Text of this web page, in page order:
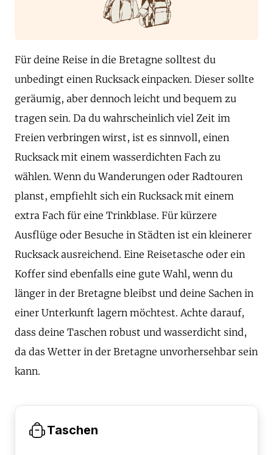
Für deine Reise in die Bretagne solltest du
unbedingt einen Rucksack einpacken. Dieser sollte
geräumig, aber dennoch leicht und bequem zu
tragen sein. Da du wahrscheinlich viel Zeit im
Freien verbringen wirst, ist es sinnvoll, einen
Rucksack mit einem wasserdichten Fach zu
wählen. Wenn du Wanderungen oder Radtouren
planst, empfiehlt sich ein Rucksack mit einem
extra Fach für eine Trinkblase. Für kürzere
Ausflüge oder Besuche in Städten ist ein kleinerer
Rucksack ausreichend. Eine Reisetasche oder ein
Koffer sind ebenfalls eine gute Wahl, wenn du
länger in der Bretagne bleibst und deine Sachen in
einer Unterkunft lagern möchtest. Achte darauf,
dass deine Taschen robust und wasserdicht sind,
da das Wetter in der Bretagne unvorhersehbar sein
kann.
Taschen